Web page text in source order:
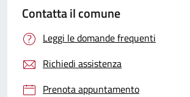
Contatta il comune
Leggi le domande frequenti
Richiedi assistenza
Prenota appuntamento